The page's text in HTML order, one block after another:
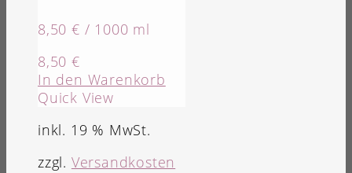
8,50 € / 1000 ml
8,50 €
In den Warenkorb
Quick View
inkl. 19 % MwSt.
zzgl. Versandkosten